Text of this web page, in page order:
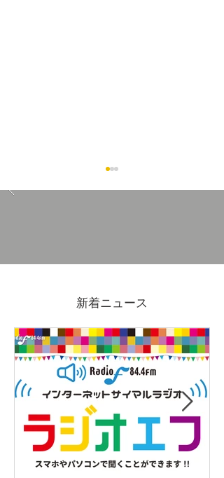
て良いのか問題
新着ニュース